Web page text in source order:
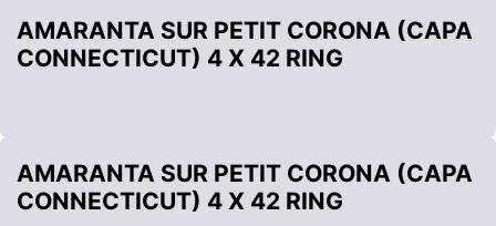
AMARANTA SUR PETIT CORONA (CAPA
CONNECTICUT) 4 X 42 RING
AMARANTA SUR PETIT CORONA (CAPA
CONNECTICUT) 4 X 42 RING